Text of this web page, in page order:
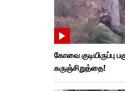
கோவை குடியிருப்பு
கருஞ்சிறுத்தை!